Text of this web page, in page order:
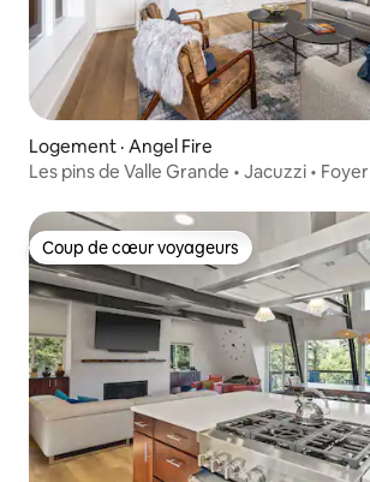
Logement · Angel Fire
Les pins de Valle Grande • Jacuzzi • Foyer
Coup de cœur voyageurs
Coup de cœur voyageurs